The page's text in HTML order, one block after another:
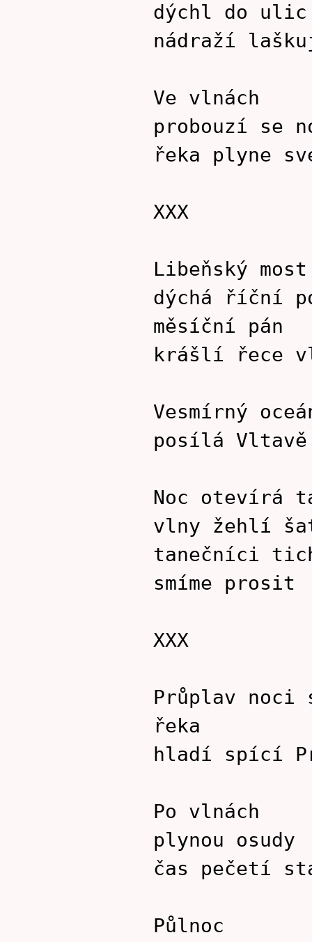
dýchl do ulic
nádraží
Ve vlnách
probouzí se
řeka plyne
XXX
Libeňský most
dýchá říční
měsíční pán
krášlí řece
Vesmírný
posílá Vltavě
Noc otevírá
vlny žehlí
tanečníci
smíme prosit
XXX
Průplav noci
řeka
hladí spící
Po vlnách
plynou osudy
čas pečetí
Půlnoc